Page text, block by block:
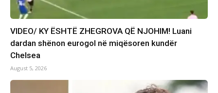
VIDEO/ KY ËSHTË ZHEGROVA QË NJOHIM! Luani
dardan shënon eurogol në miqësoren kundër
Chelsea
August 5, 2026